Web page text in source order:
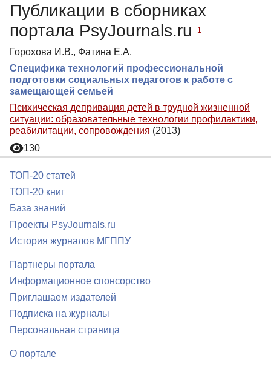
Публикации в сборниках
портала PsyJournals.ru
1
Горохова И.В., Фатина Е.А.
Специфика технологий профессиональной
подготовки социальных педагогов к работе с
замещающей семьей
Психическая депривация детей в трудной жизненной
ситуации: образовательные технологии профилактики,
реабилитации, сопровождения (2013)
130
ТОП-20 статей
ТОП-20 книг
База знаний
Проекты PsyJournals.ru
История журналов МГППУ
Партнеры портала
Информационное спонсорство
Приглашаем издателей
Подписка на журналы
Персональная страница
О портале